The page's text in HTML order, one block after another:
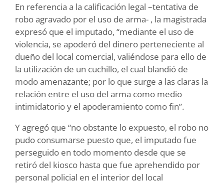
En referencia a la calificación legal –tentativa de
robo agravado por el uso de arma- , la magistrada
expresó que el imputado, “mediante el uso de
violencia, se apoderó del dinero perteneciente al
dueño del local comercial, valiéndose para ello de
la utilización de un cuchillo, el cual blandió de
modo amenazante; por lo que surge a las claras la
relación entre el uso del arma como medio
intimidatorio y el apoderamiento como fin”.
Y agregó que “no obstante lo expuesto, el robo no
pudo consumarse puesto que, el imputado fue
perseguido en todo momento desde que se
retiró del kiosco hasta que fue aprehendido por
personal policial en el interior del local